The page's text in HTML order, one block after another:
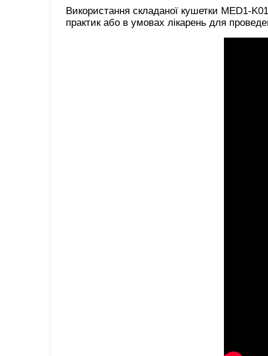
Використання складаної кушетки MED1-
практик або в умовах лікарень для